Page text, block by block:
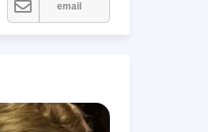
email